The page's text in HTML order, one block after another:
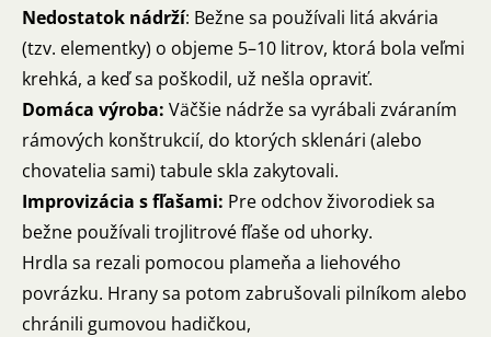
Nedostatok nádrží: Bežne sa používali litá akvária
(tzv. elementky) o objeme 5–10 litrov, ktorá bola veľmi
krehká, a keď sa poškodil, už nešla opraviť.
Domáca výroba: Väčšie nádrže sa vyrábali zváraním
rámových konštrukcií, do ktorých sklenári (alebo
chovatelia sami) tabule skla zakytovali.
Improvizácia s fľašami: Pre odchov živorodiek sa
bežne používali trojlitrové fľaše od uhorky.
Hrdla sa rezali pomocou plameňa a liehového
povrázku. Hrany sa potom zabrušovali pilníkom alebo
chránili gumovou hadičkou,